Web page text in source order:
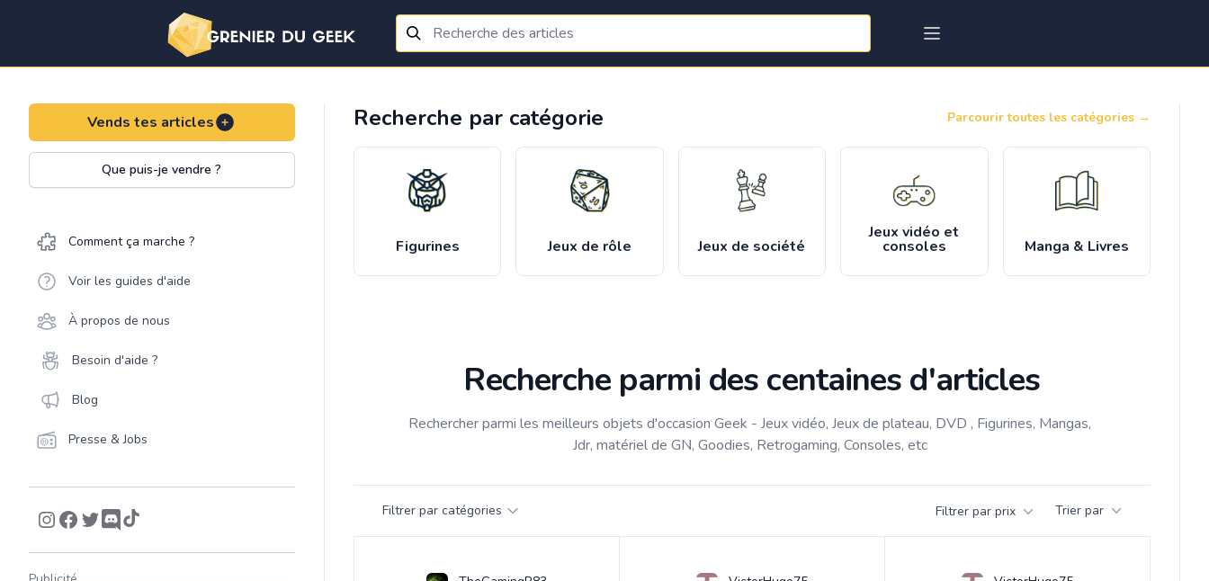
Vends tes articles
Que puis-je vendre ?
Comment ça marche ?
Voir les guides d'aide
À propos de nous
Besoin d'aide ?
Blog
Presse & Jobs
Recherche par catégorie Parcourir toutes les catégories →
Figurines Jeux de rôle Jeux de société
Jeux vidéo et
consoles Manga & Livres
Recherche parmi des centaines d'articles
Rechercher parmi les meilleurs objets d'occasion Geek - Jeux vidéo, Jeux de plateau, DVD , Figurines, Mangas,
Jdr, matériel de GN, Goodies, Retrogaming, Consoles, etc
Filtrer par catégories Filtrer par prix Trier par